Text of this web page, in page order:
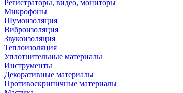
Регистраторы, видео, мониторы
Микрофоны
Шумоизоляция
Виброизоляция
Звукоизоляция
Теплоизоляция
Уплотнительные материалы
Инструменты
Декоративные материалы
Противоскрипичные материалы